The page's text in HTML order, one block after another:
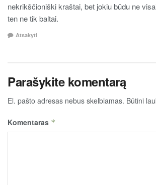
nekrikščioniški kraštai, bet jokiu būdu ne
ten ne tik baltai.
Atsakyti
Parašykite komentarą
El. pašto adresas nebus skelbiamas. Būtini
Komentaras *